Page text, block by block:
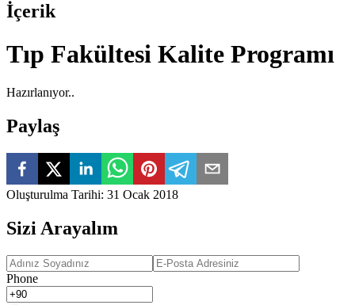
İçerik
Tıp Fakültesi Kalite Programı
Hazırlanıyor..
Paylaş
Oluşturulma Tarihi: 31 Ocak 2018
Sizi Arayalım
Phone